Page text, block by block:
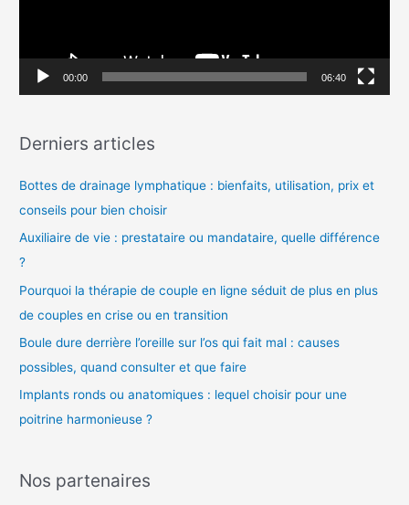
:
i
00:00 06:40
Derniers articles
Bottes de drainage lymphatique : bienfaits, utilisation, prix et
conseils pour bien choisir
Auxiliaire de vie : prestataire ou mandataire, quelle différence
?
Pourquoi la thérapie de couple en ligne séduit de plus en plus
de couples en crise ou en transition
Boule dure derrière l’oreille sur l’os qui fait mal : causes
possibles, quand consulter et que faire
Implants ronds ou anatomiques : lequel choisir pour une
poitrine harmonieuse ?
Nos partenaires